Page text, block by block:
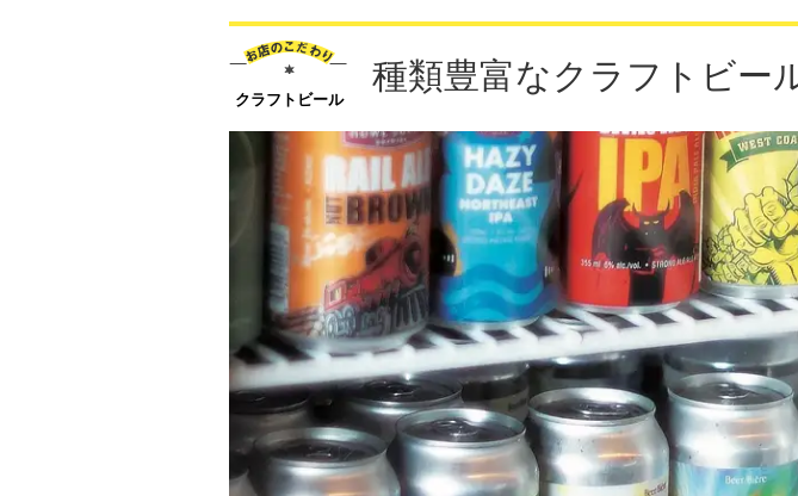
クラフトビール
種類豊富なクラフトビー